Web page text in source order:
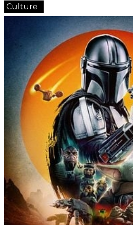
Culture